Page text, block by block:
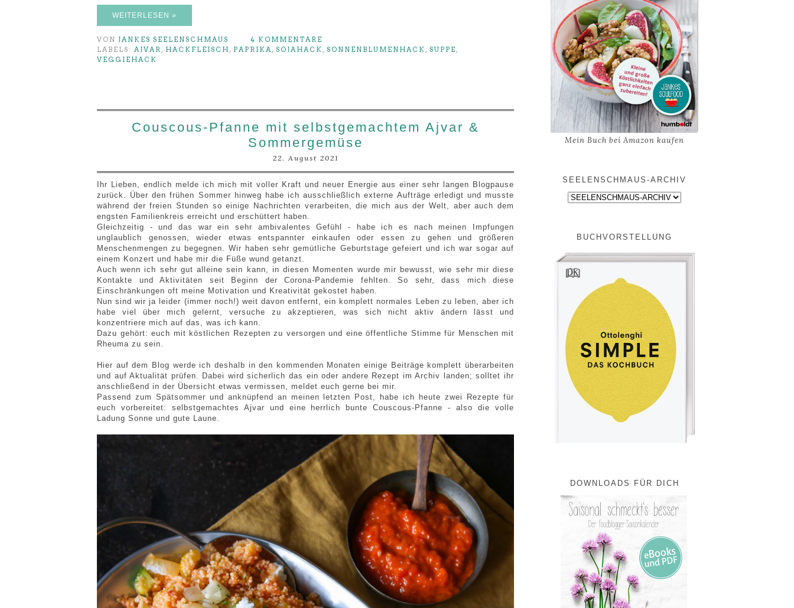
WEITERLESEN »
VON JANKES SEELENSCHMAUS
4 KOMMENTARE
LABELS: AJVAR , HACKFLEISCH , PAPRIKA , SOJAHACK , SONNENBLUMENHACK , SUPPE ,
VEGGIEHACK
Couscous-Pfanne mit selbstgemachtem Ajvar &
Sommergemüse
22. August 2021
Ihr Lieben, endlich melde ich mich mit voller Kraft und neuer Energie aus einer sehr langen Blogpause
zurück. Über den frühen Sommer hinweg habe ich ausschließlich externe Aufträge erledigt und musste
während der freien Stunden so einige Nachrichten verarbeiten, die mich aus der Welt, aber auch dem
engsten Familienkreis erreicht und erschüttert haben.
Gleichzeitig - und das war ein sehr ambivalentes Gefühl - habe ich es nach meinen Impfungen
unglaublich genossen, wieder etwas entspannter einkaufen oder essen zu gehen und größeren
Menschenmengen zu begegnen. Wir haben sehr gemütliche Geburtstage gefeiert und ich war sogar auf
einem Konzert und habe mir die Füße wund getanzt.
Auch wenn ich sehr gut alleine sein kann, in diesen Momenten wurde mir bewusst, wie sehr mir diese
Kontakte und Aktivitäten seit Beginn der Corona-Pandemie fehlten. So sehr, dass mich diese
Einschränkungen oft meine Motivation und Kreativität gekostet haben.
Nun sind wir ja leider (immer noch!) weit davon entfernt, ein komplett normales Leben zu leben, aber ich
habe viel über mich gelernt, versuche zu akzeptieren, was sich nicht aktiv ändern lässt und
konzentriere mich auf das, was ich kann.
Dazu gehört: euch mit köstlichen Rezepten zu versorgen und eine öffentliche Stimme für Menschen mit
Rheuma zu sein.
Hier auf dem Blog werde ich deshalb in den kommenden Monaten einige Beiträge komplett überarbeiten
und auf Aktualität prüfen. Dabei wird sicherlich das ein oder andere Rezept im Archiv landen; solltet ihr
anschließend in der Übersicht etwas vermissen, meldet euch gerne bei mir.
Passend zum Spätsommer und anknüpfend an meinen letzten Post, habe ich heute zwei Rezepte für
euch vorbereitet: selbstgemachtes Ajvar und eine herrlich bunte Couscous-Pfanne - also die volle
Ladung Sonne und gute Laune.
Mein Buch bei Amazon kaufen
SEELENSCHMAUS-ARCHIV
BUCHVORSTELLUNG
DOWNLOADS FÜR DICH